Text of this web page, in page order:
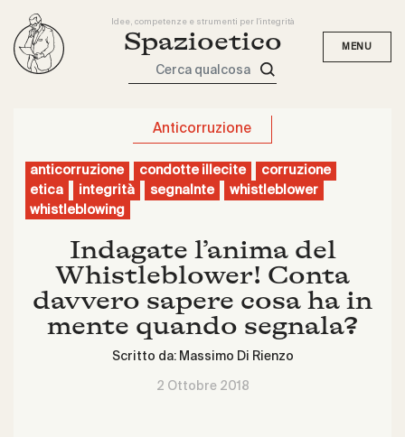
Idee, competenze e strumenti per l'integrità
Spazioetico
Cerca qualcosa
Anticorruzione
anticorruzione condotte illecite
corruzione
etica
integrità segnalnte
whistleblower
whistleblowing
Indagate l’anima del
Whistleblower! Conta
davvero sapere cosa ha in
mente quando segnala?
Scritto da: Massimo Di Rienzo
2 Ottobre 2018